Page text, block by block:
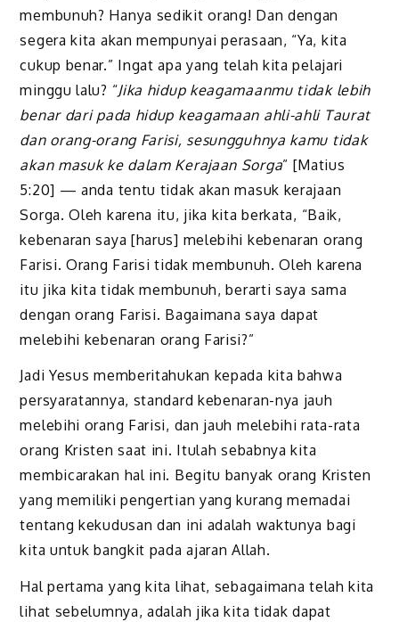
membunuh? Hanya sedikit orang! Dan dengan
segera kita akan mempunyai perasaan, “Ya, kita
cukup benar.” Ingat apa yang telah kita pelajari
minggu lalu? “Jika hidup keagamaanmu tidak lebih
benar dari pada hidup keagamaan ahli-ahli Taurat
dan orang-orang Farisi, sesungguhnya kamu tidak
akan masuk ke dalam Kerajaan Sorga” [Matius
5:20] — anda tentu tidak akan masuk kerajaan
Sorga. Oleh karena itu, jika kita berkata, “Baik,
kebenaran saya [harus] melebihi kebenaran orang
Farisi. Orang Farisi tidak membunuh. Oleh karena
itu jika kita tidak membunuh, berarti saya sama
dengan orang Farisi. Bagaimana saya dapat
melebihi kebenaran orang Farisi?”
Jadi Yesus memberitahukan kepada kita bahwa
persyaratannya, standard kebenaran-nya jauh
melebihi orang Farisi, dan jauh melebihi rata-rata
orang Kristen saat ini. Itulah sebabnya kita
membicarakan hal ini. Begitu banyak orang Kristen
yang memiliki pengertian yang kurang memadai
tentang kekudusan dan ini adalah waktunya bagi
kita untuk bangkit pada ajaran Allah.
Hal pertama yang kita lihat, sebagaimana telah kita
lihat sebelumnya, adalah jika kita tidak dapat